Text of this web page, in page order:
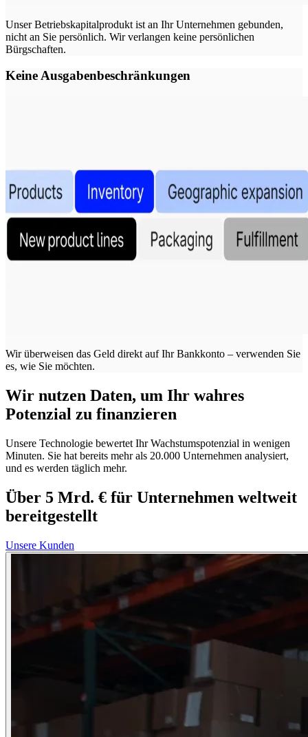
Unser Betriebskapitalprodukt ist an Ihr Unternehmen gebunden,
nicht an Sie persönlich. Wir verlangen keine persönlichen
Bürgschaften.
Keine Ausgabenbeschränkungen
Wir überweisen das Geld direkt auf Ihr Bankkonto – verwenden Sie
es, wie Sie möchten.
Wir nutzen Daten, um Ihr wahres
Potenzial zu finanzieren
Unsere Technologie bewertet Ihr Wachstumspotenzial in wenigen
Minuten. Sie hat bereits mehr als 20.000 Unternehmen analysiert,
und es werden täglich mehr.
Über 5 Mrd. € für Unternehmen weltweit
bereitgestellt
Unsere Kunden